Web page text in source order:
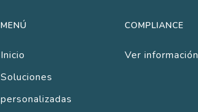
MENÚ
Inicio
Soluciones
personalizadas
COMPLIANCE
Ver información